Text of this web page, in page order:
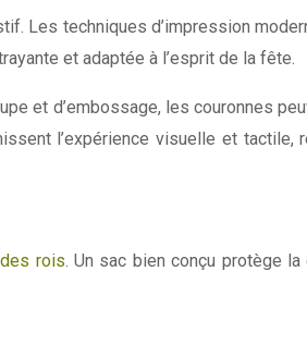
Les techniques d’impression
et adaptée à l’esprit de la fête.
et d’embossage, les couronnes
l’expérience visuelle et tactile,
rois. Un sac bien conçu protège